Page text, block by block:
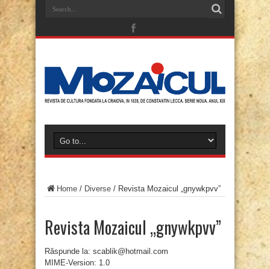
Home / Diverse / Revista Mozaicul „gnywkpvv”
Revista Mozaicul „gnywkpvv”
Răspunde la: scablik@hotmail.com
MIME-Version: 1.0